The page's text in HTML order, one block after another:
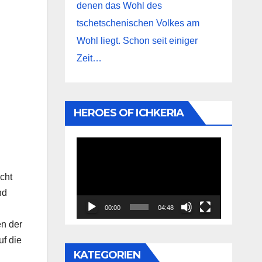
der
die
denen das Wohl des
tschetschenischen Volkes am
Wohl liegt. Schon seit einiger
Zeit…
HEROES OF ICHKERIA
00:00 04:48
KATEGORIEN